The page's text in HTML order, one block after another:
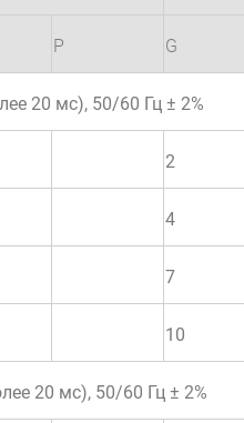
P G
20 мс), 50/60 Гц ± 2%
2
4
7
10
20 мс), 50/60 Гц ± 2%